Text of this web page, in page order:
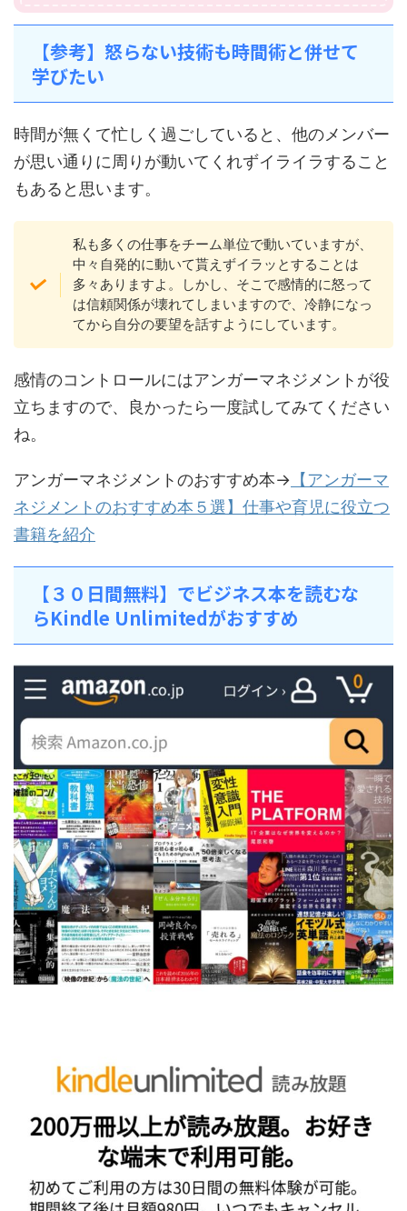
【参考】怒らない技術も時間術と併せて
学びたい
時間が無くて忙しく過ごしていると、他のメンバー
が思い通りに周りが動いてくれずイライラすること
もあると思います。
私も多くの仕事をチーム単位で動いていますが、
中々自発的に動いて貰えずイラッとすることは
多々ありますよ。しかし、そこで感情的に怒って
は信頼関係が壊れてしまいますので、冷静になっ
てから自分の要望を話すようにしています。
感情のコントロールにはアンガーマネジメントが役
立ちますので、良かったら一度試してみてください
ね。
アンガーマネジメントのおすすめ本→ 【アンガーマ
ネジメントのおすすめ本５選】仕事や育児に役立つ
書籍を紹介
【３０日間無料】でビジネス本を読むな
らKindle Unlimitedがおすすめ